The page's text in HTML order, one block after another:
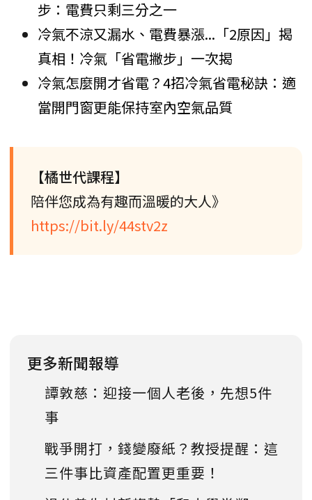
步：電費只剩三分之一
冷氣不涼又漏水、電費暴漲...「2原因」揭
真相！冷氣「省電撇步」一次揭
冷氣怎麼開才省電？4招冷氣省電秘訣：適
當開門窗更能保持室內空氣品質
【橘世代課程】
陪伴您成為有趣而溫暖的大人》
https://bit.ly/44stv2z
更多新聞報導
譚敦慈：迎接一個人老後，先想5件
事
戰爭開打，錢變廢紙？教授提醒：這
三件事比資產配置更重要！